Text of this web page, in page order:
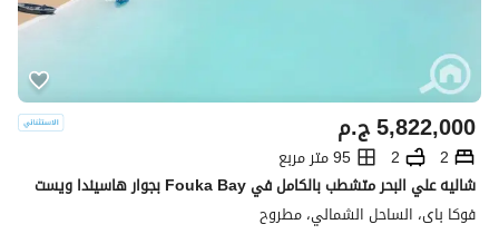
ج.م5,822,000
2
2
95 متر مربع
شاليه علي البحر متشطب بالكامل في Fouka Bay بجوار هاسيندا ويست
فوكا باى، الساحل الشمالي، مطروح